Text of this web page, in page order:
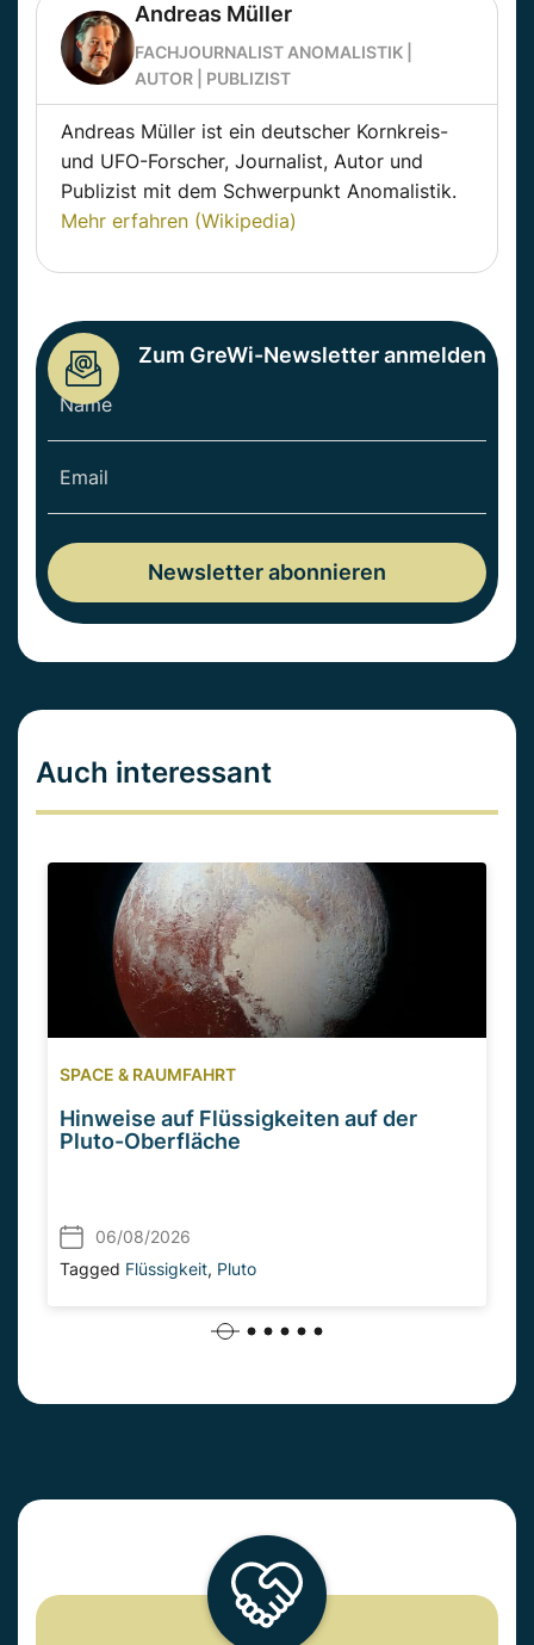
Andreas Müller
FACHJOURNALIST ANOMALISTIK |
AUTOR | PUBLIZIST
Andreas Müller ist ein deutscher Kornkreis-
und UFO-Forscher, Journalist, Autor und
Publizist mit dem Schwerpunkt Anomalistik.
Mehr erfahren (Wikipedia)
Zum GreWi-Newsletter anmelden
Auch interessant
SPACE & RAUMFAHRT
Hinweise auf Flüssigkeiten auf der
Pluto-Oberfläche
06/08/2026
Tagged Flüssigkeit, Pluto